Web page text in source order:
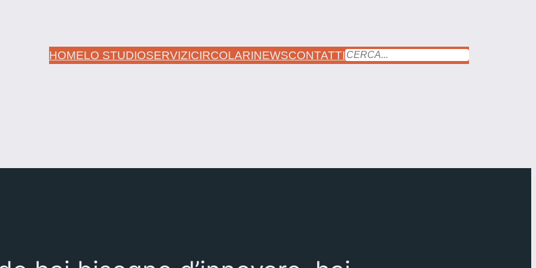
HOMELO STUDIOSERVIZICIRCOLARINEWSCONTATTICERCA